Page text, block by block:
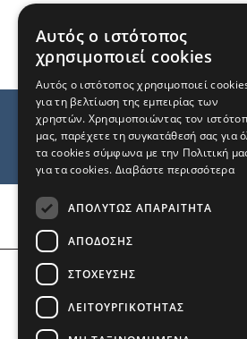
Αριθμός
COPYRIGHT © 2026 Το
Αυτός ο ιστότοπος
χρησιμοποιεί cookies
Αυτός ο ιστότοπος χρησιμοποιεί
για τη βελτίωση της εμπειρίας των
χρηστών. Χρησιμοποιώντας τον
μας, παρέχετε τη συγκατάθεσή σας για
τα cookies σύμφωνα με την Πολιτική
για τα cookies. Διαβάστε περισσότερα
ΑΠΟΛΎΤΩΣ ΑΠΑΡΑΊΤΗΤΑ
ΑΠΌΔΟΣΗΣ
ΣΤΌΧΕΥΣΗΣ
ΛΕΙΤΟΥΡΓΙΚΌΤΗΤΑΣ